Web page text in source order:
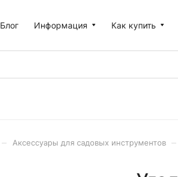
Блог Информация Как купить
Аксессуары для садовых инструментов